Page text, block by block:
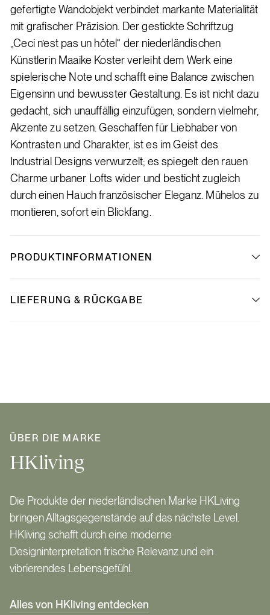
gefertigte Wandobjekt verbindet markante Materialität
mit grafischer Präzision. Der gestickte Schriftzug
„Ceci n’est pas un hôtel“ der niederländischen
Künstlerin Maaike Koster verleiht dem Werk eine
spielerische Note und schafft eine Balance zwischen
Eigensinn und bewusster Gestaltung. Es ist nicht dazu
gedacht, sich unauffällig einzufügen, sondern vielmehr,
Akzente zu setzen. Geschaffen für Liebhaber von
Kontrasten und Charakter, ist es im Geist des
Industrial Designs verwurzelt; es spiegelt den rauen
Charme urbaner Lofts wider und besticht zugleich
durch einen Hauch französischer Eleganz. Mühelos zu
montieren, sofort ein Blickfang.
PRODUKTINFORMATIONEN
LIEFERUNG & RÜCKGABE
ÜBER DIE MARKE
HKliving
Die Produkte der niederländischen Marke HKLiving
bringen Alltagsgegenstände auf das nächste Level.
HKliving schafft durch eine moderne
Designinterpretation frische Relevanz und ein
vibrierendes Lebensgefühl.
Alles von HKliving entdecken